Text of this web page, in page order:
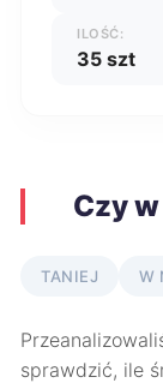
ILOŚĆ:
35 szt
Czy
TANIEJ W
sprawdzić, ile